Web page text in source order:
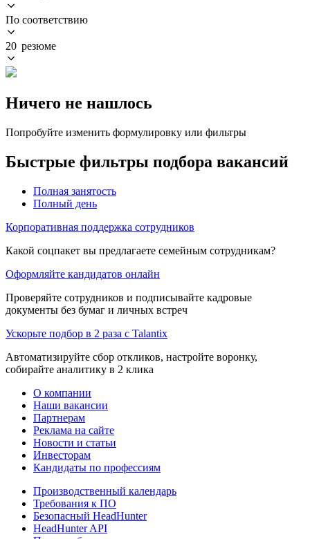
По соответствию
20 резюме
Ничего не нашлось
Попробуйте изменить формулировку или фильтры
Быстрые фильтры подбора вакансий
Полная занятость
Полный день
Корпоративная поддержка сотрудников
Какой соцпакет вы предлагаете семейным сотрудникам?
Оформляйте кандидатов онлайн
Проверяйте сотрудников и подписывайте кадровые
документы без бумаг и личных встреч
Ускорьте подбор в 2 раза с Talantix
Автоматизируйте сбор откликов, настройте воронку,
собирайте аналитику в 2 клика
О компании
Наши вакансии
Партнерам
Реклама на сайте
Новости и статьи
Инвесторам
Кандидаты по профессиям
Производственный календарь
Требования к ПО
Безопасный HeadHunter
HeadHunter API